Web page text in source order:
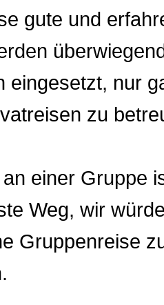
gute und
eingesetzt, nur
zu
einer Gruppe
Weg, wir
Gruppenreise